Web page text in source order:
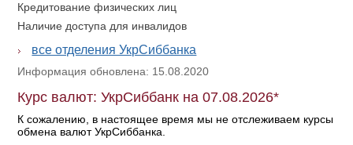
Кредитование физических лиц
Наличие доступа для инвалидов
все отделения УкрСиббанка
Информация обновлена: 15.08.2020
Курс валют: УкрСиббанк на 07.08.2026*
К сожалению, в настоящее время мы не отслеживаем курсы
обмена валют УкрСиббанка.